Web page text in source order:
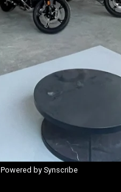
Powered by Synscribe